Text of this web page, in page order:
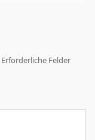
Erforderliche Felder